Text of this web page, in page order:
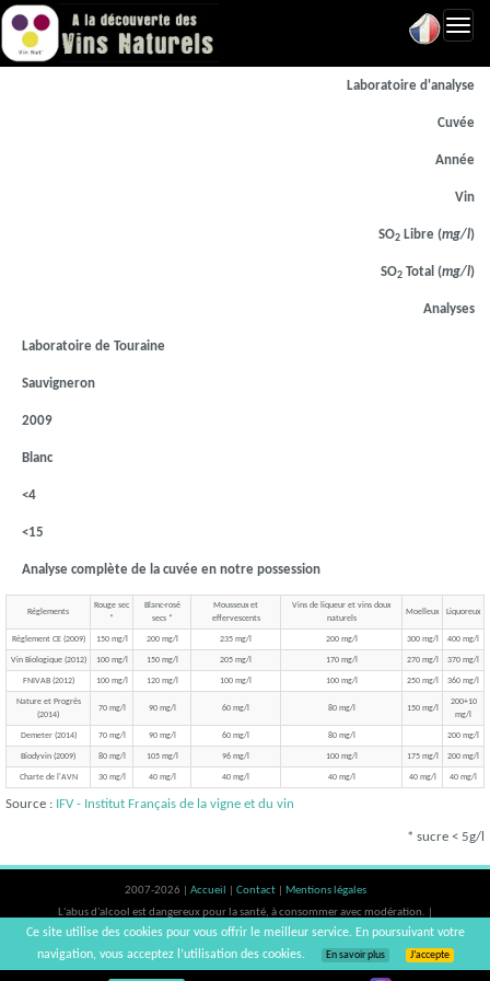
Laboratoire d'analyse
Cuvée
Année
Vin
SO2 Libre (mg/l)
SO2 Total (mg/l)
Analyses
Laboratoire de Touraine
Sauvigneron
2009
Blanc
<4
<15
Analyse complète de la cuvée en notre possession
Réglements
Rouge sec
*
Blanc-rosé
secs *
Mousseux et
effervescents
Vins de liqueur et vins doux
naturels
Moelleux Liquoreux
Règlement CE (2009) 150 mg/l 200 mg/l 235 mg/l 200 mg/l 300 mg/l 400 mg/l
Vin Biologique (2012) 100 mg/l 150 mg/l 205 mg/l 170 mg/l 270 mg/l 370 mg/l
FNIVAB (2012) 100 mg/l 120 mg/l 100 mg/l 100 mg/l 250 mg/l 360 mg/l
Nature et Progrès
(2014)
70 mg/l 90 mg/l 60 mg/l 80 mg/l 150 mg/l
200+10
mg/l
Demeter (2014) 70 mg/l 90 mg/l 60 mg/l 80 mg/l 200 mg/l
Biodyvin (2009) 80 mg/l 105 mg/l 96 mg/l 100 mg/l 175 mg/l 200 mg/l
Charte de l'AVN 30 mg/l 40 mg/l 40 mg/l 40 mg/l 40 mg/l 40 mg/l
Source : IFV - Institut Français de la vigne et du vin
* sucre < 5g/l
2007-2026 | Accueil Contact
Mentions légales
L'abus d'alcool est dangereux pour la santé, à consommer avec modération. |
vinsnaturels | v3.12
Ce site utilise des cookies pour vous offrir le meilleur service. En poursuivant votre
navigation, vous acceptez l’utilisation des cookies.
En savoir plus J’accepte